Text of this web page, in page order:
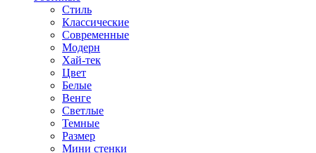
Стиль
Классические
Современные
Модерн
Хай-тек
Цвет
Белые
Венге
Светлые
Темные
Размер
Мини стенки